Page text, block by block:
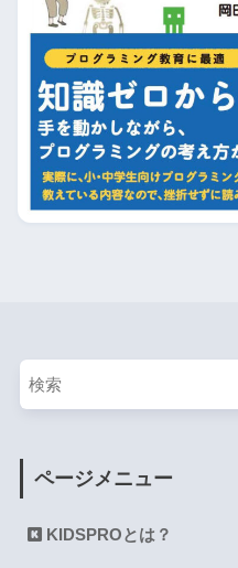
ページメニュー
KIDSPROとは？